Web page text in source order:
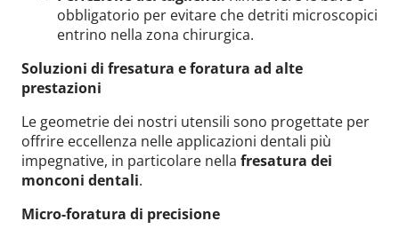
obbligatorio per evitare che detriti microscopici
entrino nella zona chirurgica.
Soluzioni di fresatura e foratura ad alte
prestazioni
Le geometrie dei nostri utensili sono progettate per
offrire eccellenza nelle applicazioni dentali più
impegnative, in particolare nella fresatura dei
monconi dentali.
Micro-foratura di precisione